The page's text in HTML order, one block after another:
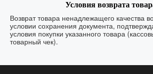
Условия возврата
Возврат товара ненадлежащего качества
условии сохранения документа,
условия покупки указанного товара
товарный чек).